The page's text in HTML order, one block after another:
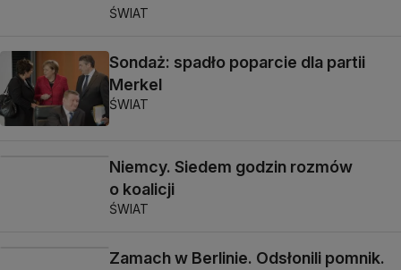
ŚWIAT
Sondaż: spadło poparcie dla partii
Merkel
ŚWIAT
Niemcy. Siedem godzin rozmów
o koalicji
ŚWIAT
Zamach w Berlinie. Odsłonili pomnik.